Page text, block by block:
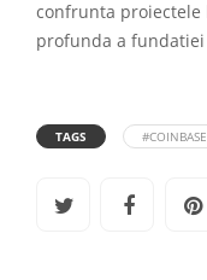
confrunta proiectele
profunda a fundatiei
TAGS